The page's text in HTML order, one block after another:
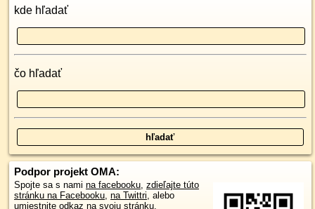
kde hľadať
čo hľadať
Podpor projekt OMA:
Spojte sa s nami na facebooku, zdieľajte túto
stránku na Facebooku, na Twittri, alebo
umiestnite odkaz na svoju stránku.